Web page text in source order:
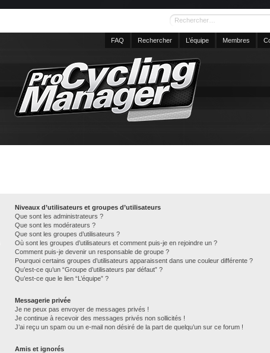
FAQ Rechercher L’équipe Membres
Niveaux d’utilisateurs et groupes d’utilisateurs
Que sont les administrateurs ?
Que sont les modérateurs ?
Que sont les groupes d’utilisateurs ?
Où sont les groupes d’utilisateurs et comment puis-je en rejoindre un ?
Comment puis-je devenir un responsable de groupe ?
Pourquoi certains groupes d’utilisateurs apparaissent dans une couleur différente ?
Qu’est-ce qu’un “Groupe d’utilisateurs par défaut” ?
Qu’est-ce que le lien “L’équipe” ?
Messagerie privée
Je ne peux pas envoyer de messages privés !
Je continue à recevoir des messages privés non sollicités !
J’ai reçu un spam ou un e-mail non désiré de la part de quelqu’un sur ce forum !
Amis et ignorés